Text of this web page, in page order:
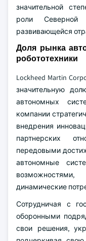
значительной
роли
развивающейся
Доля рынка
робототехники
Lockheed Martin
значительную
автономных
компании
внедрения
партнерских
передовыми
автономные
динамические
Сотрудничая с
оборонными
свои решения,